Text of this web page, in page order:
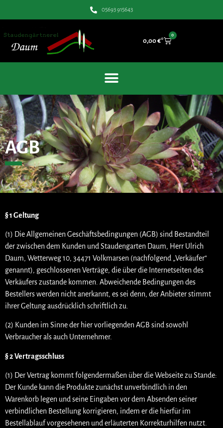
05693 915643
0,00€
0
AGB
§ 1 Geltung
(1) Die Allgemeinen Geschäftsbedingungen (AGB) sind Bestandteil
der zwischen dem Kunden und Staudengarten Daum, Herr Ulrich
Daum, Wetterweg 10, 34471 Volkmarsen (nachfolgend „Verkäufer“
genannt), geschlossenen Verträge, die über die Internetseiten des
Verkäufers zustande kommen. Abweichende Bedingungen des
Bestellers werden nicht anerkannt, es sei denn, der Anbieter stimmt
ihrer Geltung ausdrücklich schriftlich zu.
(2) Kunden im Sinne der hier vorliegenden AGB sind sowohl
Verbraucher als auch Unternehmer.
§ 2 Vertragsschluss
(1) Der Vertrag kommt folgendermaßen über die Webseite zu Stande:
Der Kunde kann die Produkte zunächst unverbindlich in den
Warenkorb legen und seine Eingaben vor dem Absenden seiner
verbindlichen Bestellung korrigieren, indem er die hierfür im
Bestellablauf vorgesehenen und erläuterten Korrekturhilfen nutzt.